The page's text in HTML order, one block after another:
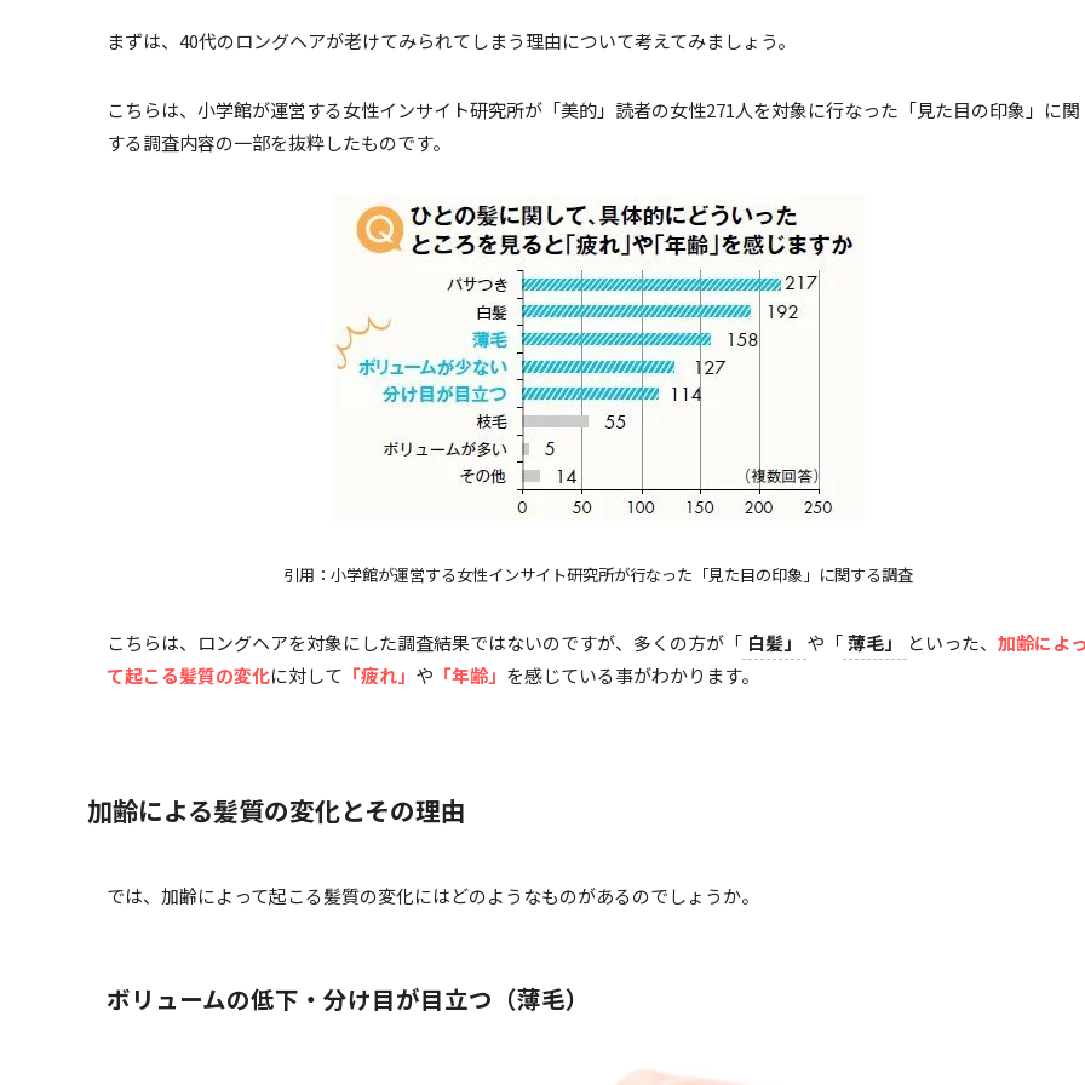
まずは、40代のロングヘアが老けてみられてしまう理由について考えてみましょう。
こちらは、小学館が運営する女性インサイト研究所が「美的」読者の女性271人を対象に行なった「見た目の印象」に関
する調査内容の一部を抜粋したものです。
引用：小学館が運営する女性インサイト研究所が行なった「見た目の印象」に関する調査
こちらは、ロングヘアを対象にした調査結果ではないのですが、多くの方が「 白髪」 や「薄毛」 といった、 加齢によ
て起こる髪質の変化に対して 「疲れ」 や 「年齢」 を感じている事がわかります。
加齢による髪質の変化とその理由
では、加齢によって起こる髪質の変化にはどのようなものがあるのでしょうか。
ボリュームの低下・分け目が目立つ（薄毛）